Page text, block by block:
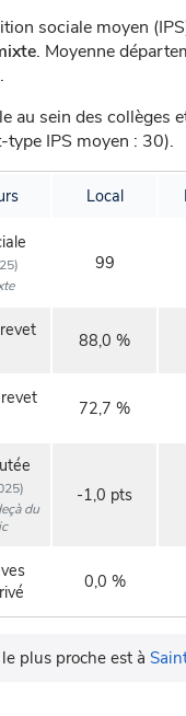
sociale moyen
. Moyenne
au sein des collèges
type IPS moyen : 30).
Local
99
88,0 %
72,7 %
du
-1,0 pts
0,0 %
le plus proche est à